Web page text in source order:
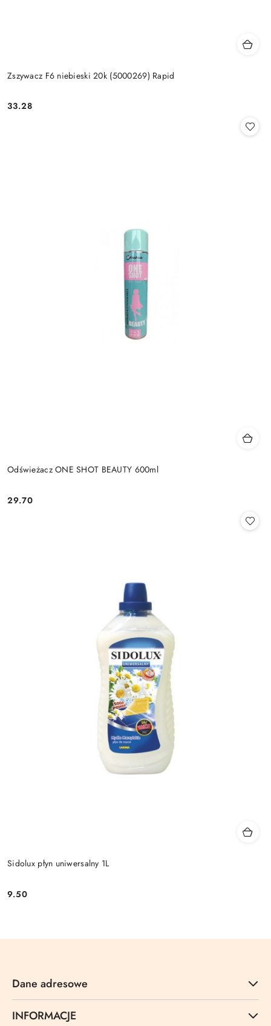
Zszywacz F6 niebieski 20k (5000269) Rapid
Cena:
33.28
Odświeżacz ONE SHOT BEAUTY 600ml
Cena:
29.70
Sidolux płyn uniwersalny 1L
Cena:
9.50
Dane adresowe
INFORMACJE